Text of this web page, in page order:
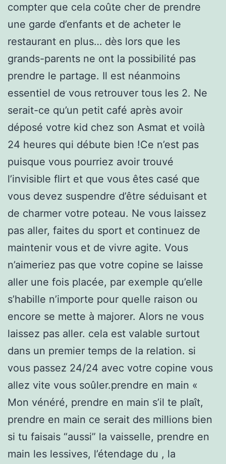
compter que cela coûte cher de prendre
une garde d’enfants et de acheter le
restaurant en plus… dès lors que les
grands-parents ne ont la possibilité pas
prendre le partage. Il est néanmoins
essentiel de vous retrouver tous les 2. Ne
serait-ce qu’un petit café après avoir
déposé votre kid chez son Asmat et voilà
24 heures qui débute bien !Ce n’est pas
puisque vous pourriez avoir trouvé
l’invisible flirt et que vous êtes casé que
vous devez suspendre d’être séduisant et
de charmer votre poteau. Ne vous laissez
pas aller, faites du sport et continuez de
maintenir vous et de vivre agite. Vous
n’aimeriez pas que votre copine se laisse
aller une fois placée, par exemple qu’elle
s’habille n’importe pour quelle raison ou
encore se mette à majorer. Alors ne vous
laissez pas aller. cela est valable surtout
dans un premier temps de la relation. si
vous passez 24/24 avec votre copine vous
allez vite vous soûler.prendre en main «
Mon vénéré, prendre en main s’il te plaît,
prendre en main ce serait des millions bien
si tu faisais “aussi” la vaisselle, prendre en
main les lessives, l’étendage du , la